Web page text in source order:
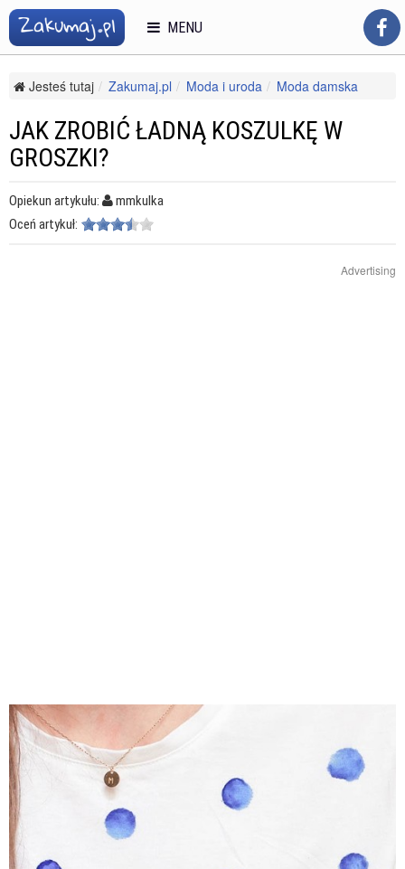
Jesteś tutaj Zakumaj.pl Moda i uroda
Moda damska
JAK ZROBIĆ ŁADNĄ KOSZULKĘ W
GROSZKI?
Opiekun artykułu:
mmkulka
Oceń artykuł:
Advertising
MENU